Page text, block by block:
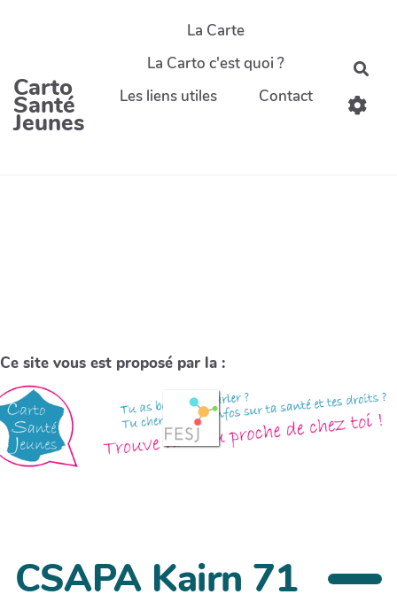
Carto
Santé
Jeunes
La Carte
La Carto c'est quoi ?
Les liens utiles
Contact
Ce site vous est proposé par la :
CSAPA Kairn 71